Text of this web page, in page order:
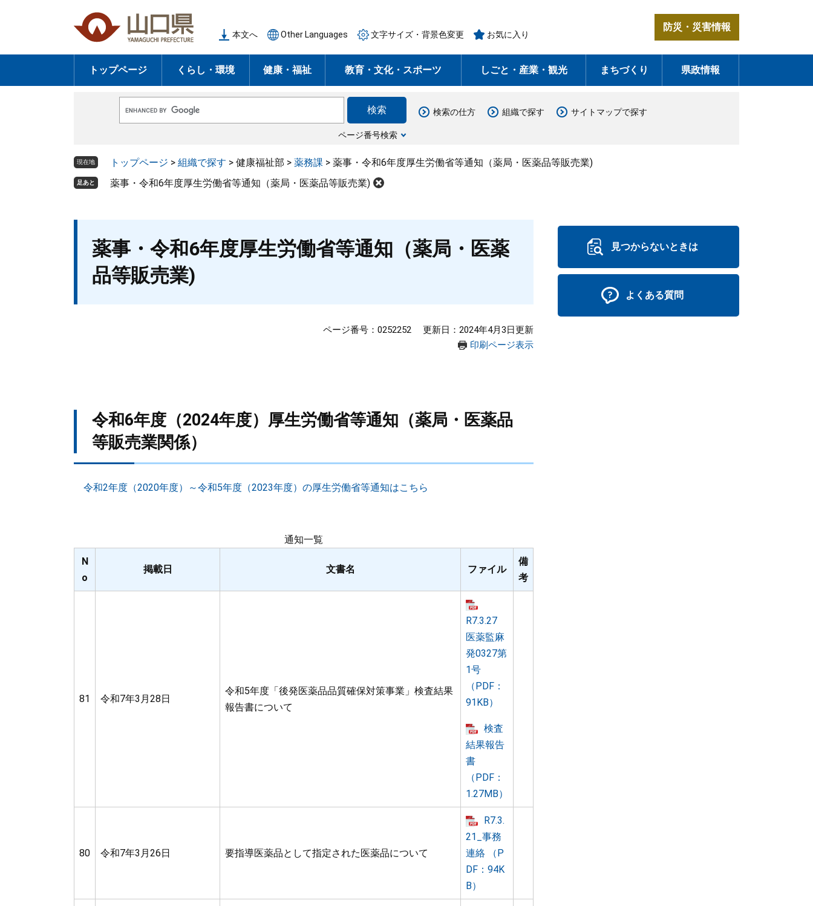
の
頭
ー
飛
本文へ Other Languages 文字サイズ・背景色変更 お気に入り
防災・災害情報
トップページ くらし・環境 健康・福祉 教育・文化・スポーツ しごと・産業・観光 まちづくり 県政情報
o
e
ス
ページ番号検索
検索の仕方 組織で探す サイトマップで探す
現在地 トップページ > 組織で探す > 健康福祉部 > 薬務課 > 薬事・令和6年度厚生労働省等通知（薬局・医薬品等販売業)
足あと 薬事・令和6年度厚生労働省等通知（薬局・医薬品等販売業)
薬事・令和6年度厚生労働省等通知（薬局・医薬
品等販売業)
ページ番号：0252252
更新日：2024年4月3日更新
印刷ページ表示
令和6年度（2024年度）厚生労働省等通知（薬局・医薬品
等販売業関係）
令和2年度（2020年度）～令和5年度（2023年度）の厚生労働省等通知はこちら
通知一覧
N
o
掲載日 文書名 ファイル
備
考
81 令和7年3月28日
令和5年度「後発医薬品品質確保対策事業」検査結果
報告書について
R7.3.27
医薬監麻
発0327第
1号
（PDF：
91KB）
検査
結果報告
書
（PDF：
1.27MB）
80 令和7年3月26日 要指導医薬品として指定された医薬品について
R7.3.
21_事務
連絡 （P
DF：94K
B）
見つからないときは
よくある質問